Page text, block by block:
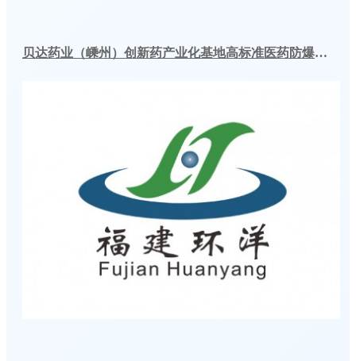
贝达药业（嵊州）创新药产业化基地高标准医药防爆冷库建造工程案例